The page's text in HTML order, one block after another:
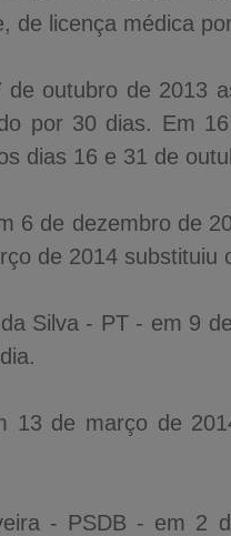
de licença médica
outubro de 2013
por 30 dias. Em
dias 16 e 31 de
6 de dezembro de
de 2014
Silva - PT - em 9
13 de março de
- PSDB - em 2